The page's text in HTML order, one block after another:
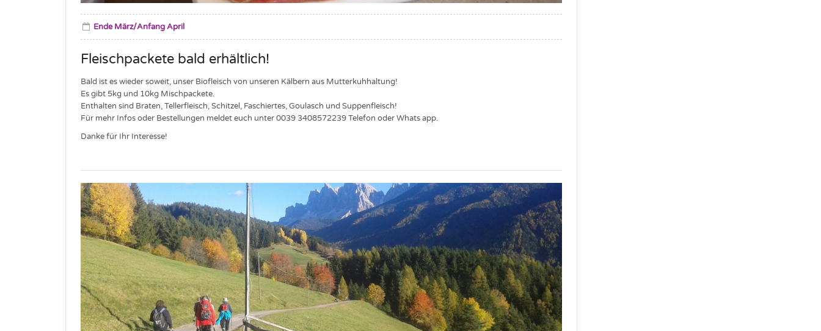
Ende März/Anfang April
Fleischpackete bald erhältlich!
Bald ist es wieder soweit, unser Biofleisch von unseren Kälbern aus Mutterkuhhaltung!
Es gibt 5kg und 10kg Mischpackete.
Enthalten sind Braten, Tellerfleisch, Schitzel, Faschiertes, Goulasch und Suppenfleisch!
Für mehr Infos oder Bestellungen meldet euch unter 0039 3408572239 Telefon oder Whats app.
Danke für Ihr Interesse!